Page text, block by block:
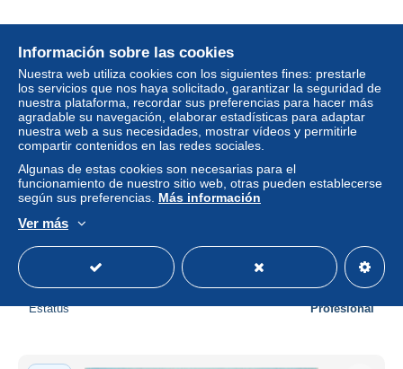
Nuevo
± 6,94 US$
Estatus Profesional
Información sobre las cookies
Nuestra web utiliza cookies con los siguientes fines: prestarle
los servicios que nos haya solicitado, garantizar la seguridad de
nuestra plataforma, recordar sus preferencias para hacer más
agradable su navegación, elaborar estadísticas para adaptar
nuestra web a sus necesidades, mostrar vídeos y permitirle
compartir contenidos en las redes sociales.
Algunas de estas cookies son necesarias para el
funcionamiento de nuestro sitio web, otras pueden establecerse
según sus preferencias. Más información
Ver más